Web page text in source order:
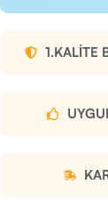
1.KALITE